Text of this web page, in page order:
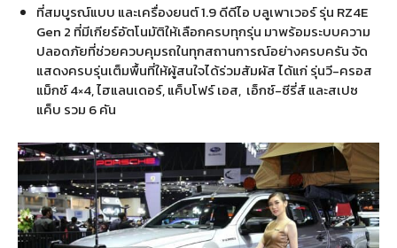
ที่สมบูรณ์แบบ และเครื่องยนต์ 1.9 ดีดีไอ บลูเพาเวอร์ รุ่น RZ4E
Gen 2 ที่มีเกียร์อัตโนมัติให้เลือกครบทุกรุ่น มาพร้อมระบบความ
ปลอดภัยที่ช่วยควบคุมรถในทุกสถานการณ์อย่างครบครัน จัด
แสดงครบรุ่นเต็มพื้นที่ให้ผู้สนใจได้ร่วมสัมผัส ได้แก่ รุ่นวี-ครอส
แม็กซ์ 4×4, ไฮแลนเดอร์, แค็บโฟร์ เอส, เอ็กซ์-ซีรี่ส์ และสเปซ
แค็บ รวม 6 คัน